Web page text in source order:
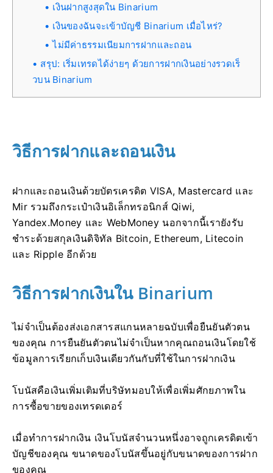
เงินฝากสูงสุดใน Binarium
เงินของฉันจะเข้าบัญชี Binarium เมื่อไหร่?
ไม่มีค่าธรรมเนียมการฝากและถอน
สรุป: เริ่มเทรดได้ง่ายๆ ด้วยการฝากเงินอย่างรวดเร็
วบน Binarium
วิธีการฝากและถอนเงิน
ฝากและถอนเงินด้วยบัตรเครดิต VISA, Mastercard และ
Mir รวมถึงกระเป๋าเงินอิเล็กทรอนิกส์ Qiwi,
Yandex.Money และ WebMoney นอกจากนี้เรายังรับ
ชำระด้วยสกุลเงินดิจิทัล Bitcoin, Ethereum, Litecoin
และ Ripple อีกด้วย
วิธีการฝากเงินใน Binarium
ไม่จำเป็นต้องส่งเอกสารสแกนหลายฉบับเพื่อยืนยันตัวตน
ของคุณ การยืนยันตัวตนไม่จำเป็นหากคุณถอนเงินโดยใช้
ข้อมูลการเรียกเก็บเงินเดียวกันกับที่ใช้ในการฝากเงิน
โบนัสคือเงินเพิ่มเติมที่บริษัทมอบให้เพื่อเพิ่มศักยภาพใน
การซื้อขายของเทรดเดอร์
เมื่อทำการฝากเงิน เงินโบนัสจำนวนหนึ่งอาจถูกเครดิตเข้า
บัญชีของคุณ ขนาดของโบนัสขึ้นอยู่กับขนาดของการฝาก
ของคุณ